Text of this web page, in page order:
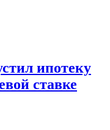
ипотеку
ставке